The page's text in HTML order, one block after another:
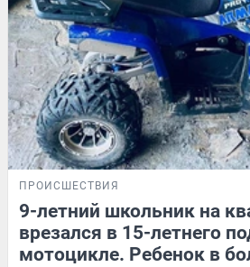
ПРОИСШЕСТВИЯ
9-летний школьник на
врезался в 15-летнего
мотоцикле. Ребенок в